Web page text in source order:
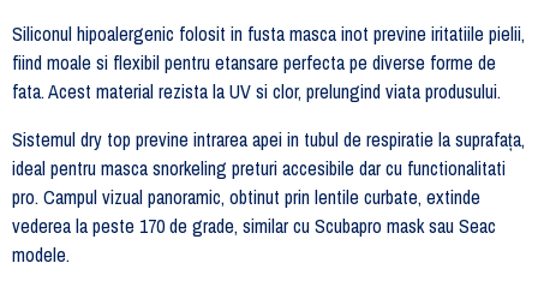
Siliconul hipoalergenic folosit in fusta masca inot previne iritatiile pielii,
fiind moale si flexibil pentru etansare perfecta pe diverse forme de
fata. Acest material rezista la UV si clor, prelungind viata produsului.
Sistemul dry top previne intrarea apei in tubul de respiratie la suprafața,
ideal pentru masca snorkeling preturi accesibile dar cu functionalitati
pro. Campul vizual panoramic, obtinut prin lentile curbate, extinde
vederea la peste 170 de grade, similar cu Scubapro mask sau Seac
modele.